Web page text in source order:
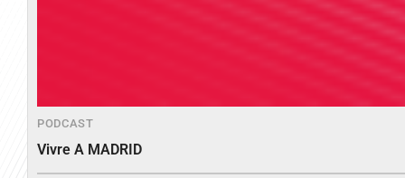
PODCAST
Vivre A MADRID